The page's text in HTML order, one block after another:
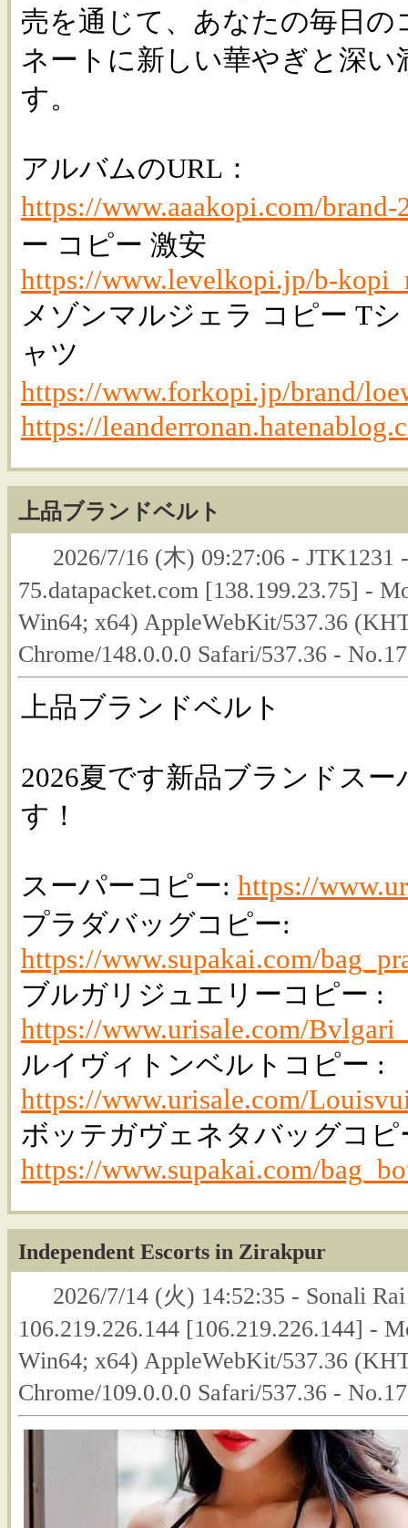
売を通じて、あなたの毎日の
ネートに新しい華やぎと深い
す。
アルバムのURL：
https://www.aaakopi.com/brand-
ー コピー 激安
https://www.levelkopi.jp/b-
メゾンマルジェラ コピー Tシ
ャツ
https://www.forkopi.jp/brand/
https://
上品ブランドベルト
2026/7/16 (木) 09:27:06 - JTK1231
75.datapacket.com [138.199.23.75] -
Win64; x64) AppleWebKit/537.36
Chrome/148.0.0.0 Safari/537.36 -
上品ブランドベルト
2026夏です新品ブランドス
す！
スーパーコピー: https://
プラダバッグコピー:
https://www.supakai.com/
ブルガリジュエリーコピー :
https://www.urisale.com/
ルイヴィトンベルトコピー :
https://www.urisale.com/
ボッテガヴェネタバッグコピ
https://www.supakai.com/
Independent Escorts in Zirakpur
2026/7/14 (火) 14:52:35 - Sonali
106.219.226.144 [106.219.226.144] -
Win64; x64) AppleWebKit/537.36
Chrome/109.0.0.0 Safari/537.36 -